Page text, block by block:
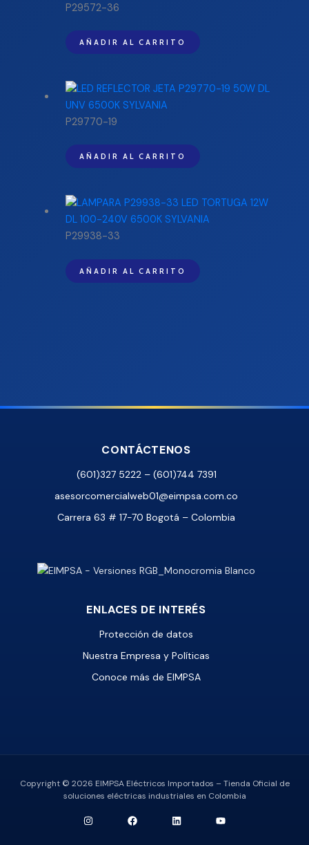
P29572-36
AÑADIR AL CARRITO
P29770-19
AÑADIR AL CARRITO
P29938-33
AÑADIR AL CARRITO
CONTÁCTENOS
(601)327 5222 – (601)744 7391
asesorcomercialweb01@eimpsa.com.co
Carrera 63 # 17-70 Bogotá – Colombia
ENLACES DE INTERÉS
Protección de datos
Nuestra Empresa y Políticas
Conoce más de EIMPSA
Copyright © 2026 EIMPSA Eléctricos Importados – Tienda Oficial de
soluciones eléctricas industriales en Colombia